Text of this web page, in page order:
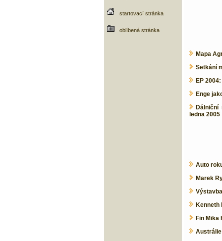
startovací stránka
oblíbená stránka
Mapa
Setkání
EP
Enge
ledna 2005
Auto
Marek
Kenneth
Fin Mika